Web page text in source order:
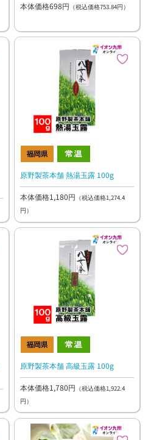
本体価格698円 （税込価格753.84円）
原野製茶本舗 熱湯玉露 100g
本体価格1,180円 （税込価格1,274.4
円）
原野製茶本舗 高級玉露 100g
本体価格1,780円 （税込価格1,922.4
円）